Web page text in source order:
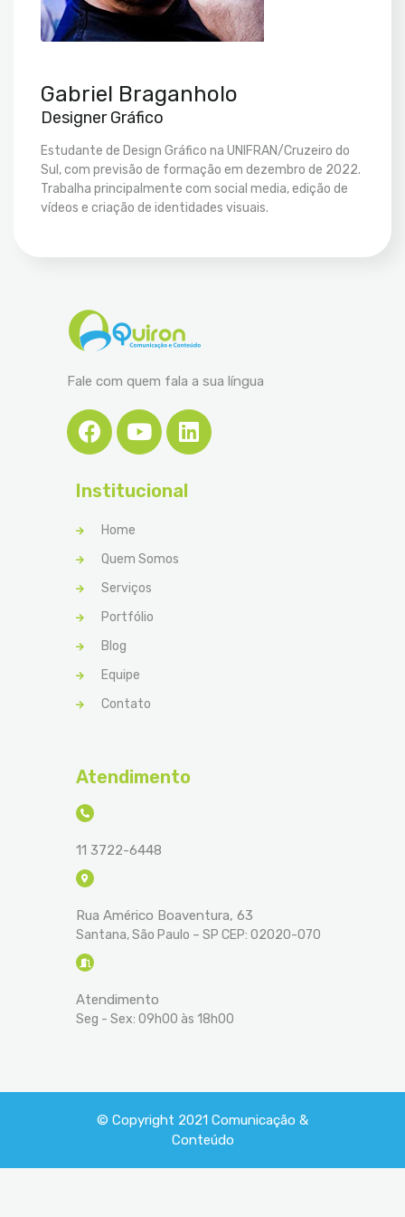
Gabriel Braganholo
Designer Gráfico
Estudante de Design Gráfico na UNIFRAN/Cruzeiro do
Sul, com previsão de formação em dezembro de 2022.
Trabalha principalmente com social media, edição de
vídeos e criação de identidades visuais.
Fale com quem fala a sua língua
Institucional
Home
Quem Somos
Serviços
Portfólio
Blog
Equipe
Contato
Atendimento
11 3722-6448
Rua Américo Boaventura, 63
Santana, São Paulo – SP CEP: 02020-070
Atendimento
Seg - Sex: 09h00 às 18h00
© Copyright 2021 Comunicação &
Conteúdo